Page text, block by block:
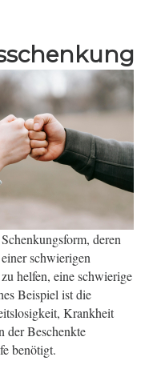
deren
schwierigen
helfen, eine schwierige
Beispiel ist die
Krankheit
der Beschenkte
benötigt.